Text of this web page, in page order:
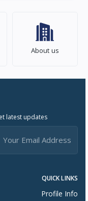
About us
QUICK LINKS
Profile Info
latest updates